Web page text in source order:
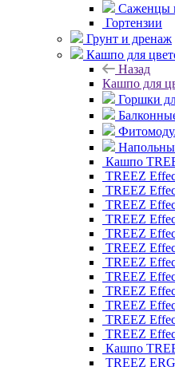
Саженцы
Гортензии
Грунт и дренаж
Кашпо для
Назад
Кашпо для
Горшки
Кашпо
TREEZ
TREEZ
TREEZ
TREEZ
TREEZ
TREEZ
TREEZ
TREEZ
TREEZ
TREEZ
TREEZ
TREEZ
Кашпо
TREEZ